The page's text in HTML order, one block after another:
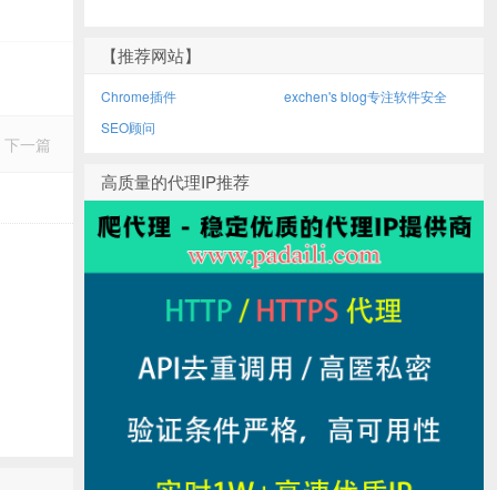
下一篇
【推荐网站】
Chrome插件
exchen's blog专注软件安全
SEO顾问
高质量的代理IP推荐